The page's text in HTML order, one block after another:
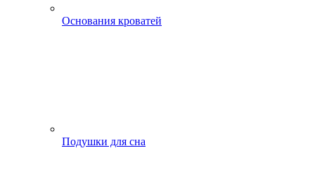
Основания кроватей
Подушки для сна